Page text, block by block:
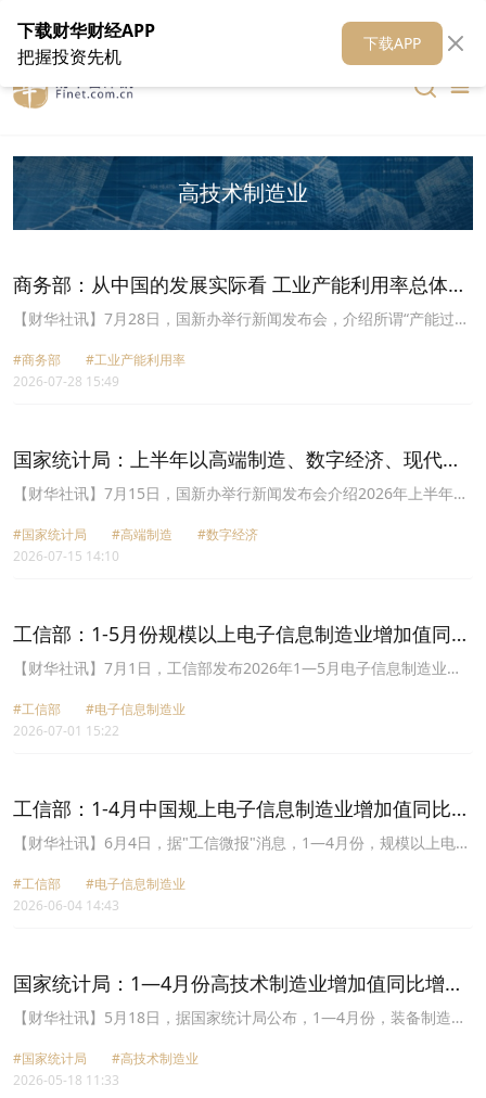
在线客服 关于我们 财华媒体矩阵 财华智库
高技术制造业
商务部：从中国的发展实际看 工业产能利用率总体处
于合理区间
【财华社讯】7月28日，国新办举行新闻发布会，介绍所谓“产能过
中国的发展实际看，工业产能利用率总体处于合理区间。2025年规模
以上工业产能利用率为74.4%，高技术制造业、高端装备制造业、战
整，属于产业提质升级过程中的正常现象。中国工业整体上供需基本
平衡、运行态势平稳。
#商务部
#工业产能利用率
2026-07-28 15:49
国家统计局：上半年以高端制造、数字经济、现代服
务为代表的新动能对经济增长贡献率超四成
【财华社讯】7月15日，国新办举行新闻发布会介绍2026年上半年国
半年，以高端制造、数字经济、现代服务为代表的新动能对上半年经
济增长的贡献率超过了四成，经济向新向优的特点非常鲜明，而且总
值分别增长16.3%、17%，与人工智能相关的集成电路制造、智能车
载设备制造等行业都保持30%以上的高增长。绿色转型步伐加快，上
半年新能源汽车零售渗透率连续三个月超过60%，带动锂离子电池的
断成长壮大，日益挑起中国经济的大梁。
#国家统计局 #高端制造
#数字经济
2026-07-15 14:10
工信部：1-5月份规模以上电子信息制造业增加值同比
增长14.6%
​【财华社讯】7月1日，工信部发布2026年1—5月电子信息制造业运
14.6%，增速分别比同期工业、高技术制造业高9.2个和高1.5个百分
点。5月份，规模以上电子信息制造业增加值同比增长17%。主要产
12.2%；集成电路产量2286亿块，同比增长25.4%。
#工信部
#电子信息制造业
2026-07-01 15:22
工信部：1-4月中国规上电子信息制造业增加值同比增
长14%
【财华社讯】6月4日，据"工信微报"消息，1—4月份，规模以上电子
业高8.4个和高1.4个百分点。4月份，规模以上电子信息制造业增加
值同比增长15.6%。主要产品中，手机产量4.52亿台，同比增长
长24.7%。
#工信部
#电子信息制造业
2026-06-04 14:43
国家统计局：1—4月份高技术制造业增加值同比增长
12.6%
​【财华社讯】5月18日，据国家统计局公布，1—4月份，装备制造业
3D打印设备、锂离子电池、工业机器人产品产量同比分别增长
50.9%、36.0%、25.7%。
#国家统计局
#高技术制造业
2026-05-18 11:33
下载财华财经APP
把握投资先机
下载APP